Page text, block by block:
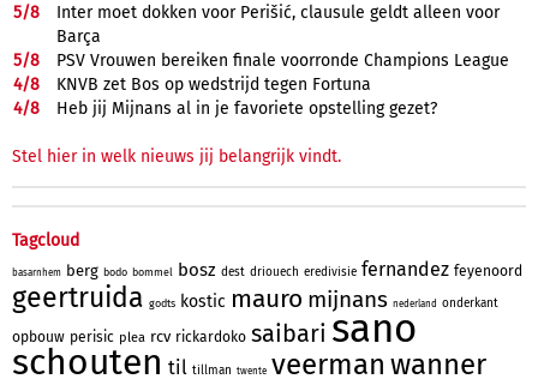
5/8
Inter moet dokken voor Perišić, clausule geldt alleen voor
Barça
5/8
PSV Vrouwen bereiken finale voorronde Champions League
4/8
KNVB zet Bos op wedstrijd tegen Fortuna
4/8 Heb jij Mijnans al in je favoriete opstelling gezet?
Stel hier in welk nieuws jij belangrijk vindt.
Tagcloud
basarnhem berg bodo bommel bosz dest driouech eredivisie fernandez feyenoord
geertruida godts kostic mauro mijnans nederland onderkant
opbouw perisic plea rcv rickardoko saibari sano
schouten til tillman twente veerman wanner